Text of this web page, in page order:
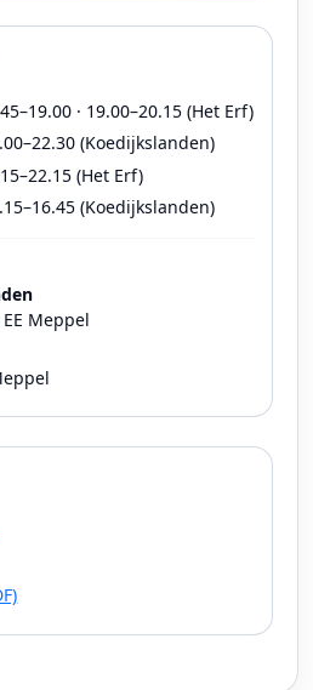
· 19.00–20.15 (Het Erf)
(Koedijkslanden)
(Het Erf)
(Koedijkslanden)
Meppel